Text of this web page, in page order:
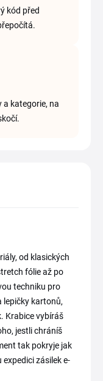
kód před
a kategorie, na
od klasických
fólie až po
techniku pro
lepičky kartonů,
Krabice vybíráš
jestli chráníš
tak pokryje jak
zásilek e-